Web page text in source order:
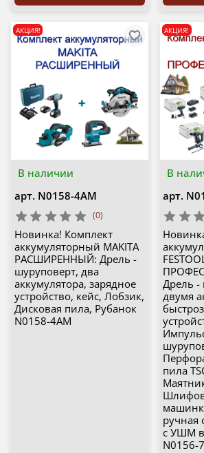
В наличии
АКЦИЯ!
арт. N0158-4AM
(0)
Новинка! Комплект
аккумуляторный MAKITA
РАСШИРЕННЫЙ: Дрель -
шуруповерт, два
аккумулятора, зарядное
устройство, кейс, Лобзик,
Дисковая пила, Рубанок
N0158-4AM
В
АКЦИЯ!
арт.
Дрель -
двумя
пила
ручная
с УШМ в
N0156-